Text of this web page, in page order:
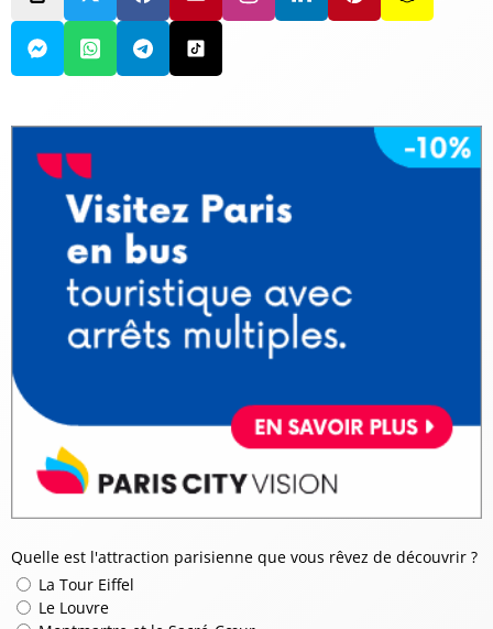
Quelle est l'attraction parisienne que vous rêvez de découvrir ?
La Tour Eiffel
Le Louvre